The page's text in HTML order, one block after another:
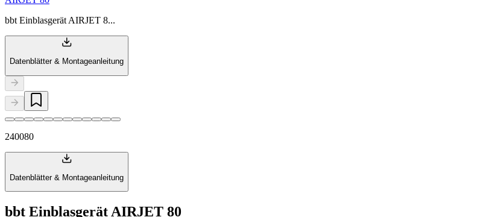
bbt Einblasgerät AIRJET 8...
Datenblätter & Montageanleitung
240080
Datenblätter & Montageanleitung
bbt Einblasgerät AIRJET 80